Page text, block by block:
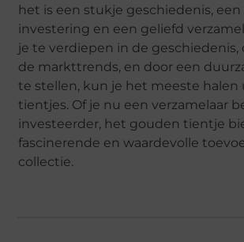
het is een stukje geschiedenis,
investering en een geliefd
je te verdiepen in de geschiedenis,
de markttrends, en door een
te stellen, kun je het meeste halen
tientjes. Of je nu een verzamelaar
investeerder, het gouden tientje
fascinerende en waardevolle
collectie.